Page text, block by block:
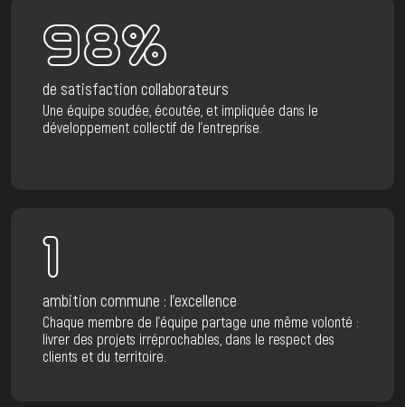
98%
de satisfaction collaborateurs
Une équipe soudée, écoutée, et impliquée dans le
développement collectif de l’entreprise.
1
ambition commune : l’excellence
Chaque membre de l’équipe partage une même volonté :
livrer des projets irréprochables, dans le respect des
clients et du territoire.